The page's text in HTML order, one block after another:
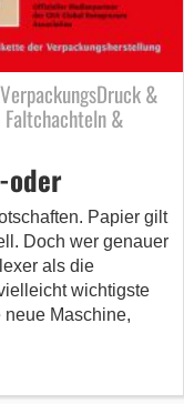
&
&
oder
Papier gilt
Doch wer genauer
als die
wichtigste
Maschine,